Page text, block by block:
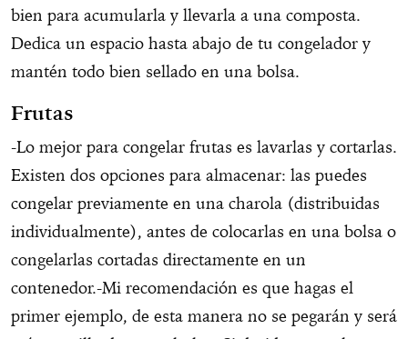
bien para acumularla y llevarla a una composta.
Dedica un espacio hasta abajo de tu congelador y
mantén todo bien sellado en una bolsa.
Frutas
-Lo mejor para congelar frutas es lavarlas y cortarlas.
Existen dos opciones para almacenar: las puedes
congelar previamente en una charola (distribuidas
individualmente), antes de colocarlas en una bolsa o
congelarlas cortadas directamente en un
contenedor.-Mi recomendación es que hagas el
primer ejemplo, de esta manera no se pegarán y será